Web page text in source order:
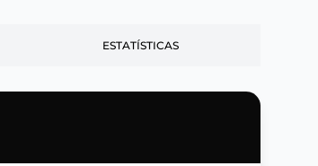
ESTATÍSTICAS